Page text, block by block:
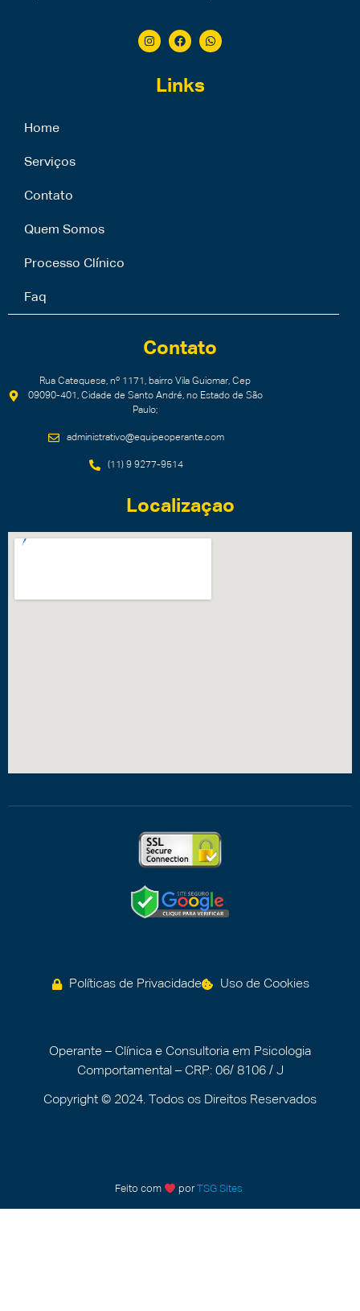
Links
Home
Serviços
Contato
Quem Somos
Processo Clínico
Faq
Contato
Rua Catequese, nº 1171, bairro Vila Guiomar, Cep
09090-401, Cidade de Santo André, no Estado de São
Paulo;
administrativo@equipeoperante.com
(11) 9 9277-9514
Localizaçao
Políticas de Privacidade Uso de Cookies
Operante – Clínica e Consultoria em Psicologia
Comportamental – CRP: 06/ 8106 / J
Copyright © 2024. Todos os Direitos Reservados
Feito com por TSG Sites